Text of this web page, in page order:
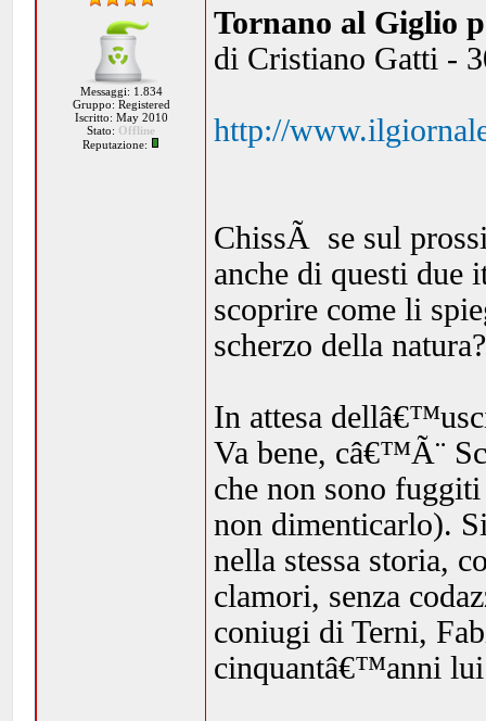
Messaggi: 1.834
Gruppo: Registered
Iscritto: May 2010
Stato: Offline
Reputazione:
Tornano al Giglio
di Cristiano Gatti -
http://
ChissÃ se sul
anche di questi due
scoprire come li
scherzo della natura?
In attesa
Va bene, câ€™Ã¨
che non sono
non dimenticarlo).
nella stessa storia,
clamori, senza
coniugi di Terni,
cinquantâ€™anni